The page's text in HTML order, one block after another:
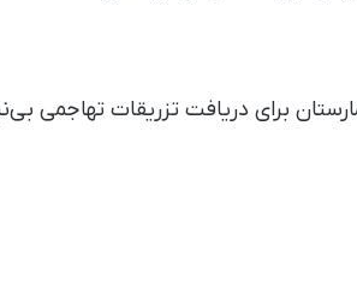
برای دریافت تزریقات تهاجمی